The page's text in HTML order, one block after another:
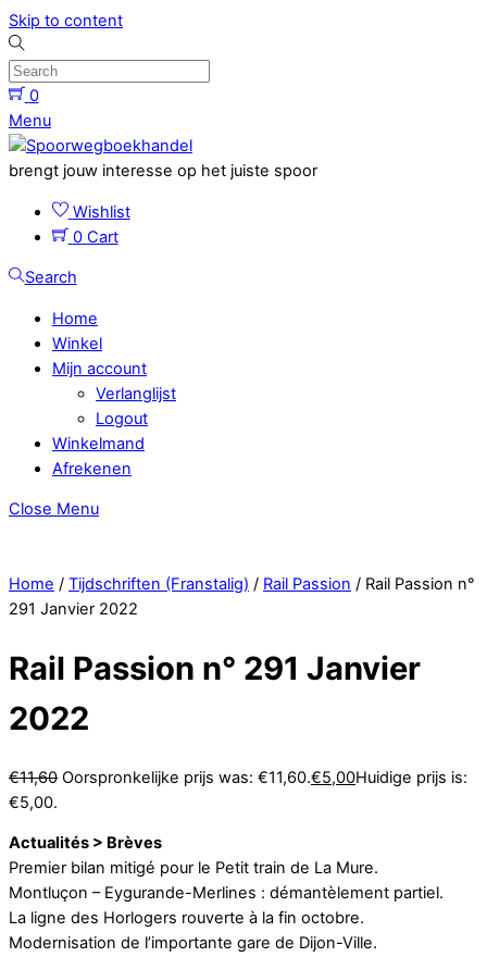
Skip to content
0
Menu
brengt jouw interesse op het juiste spoor
Wishlist
0 Cart
Search
Home
Winkel
Mijn account
Verlanglijst
Logout
Winkelmand
Afrekenen
Close Menu
Home / Tijdschriften (Franstalig) / Rail Passion / Rail Passion n°
291 Janvier 2022
Rail Passion n° 291 Janvier
2022
€11,60 Oorspronkelijke prijs was: €11,60.€5,00Huidige prijs is:
€5,00.
Actualités > Brèves
Premier bilan mitigé pour le Petit train de La Mure.
Montluçon – Eygurande-Merlines : démantèlement partiel.
La ligne des Horlogers rouverte à la fin octobre.
Modernisation de l’importante gare de Dijon-Ville.